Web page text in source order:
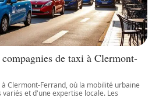
de taxi à Clermont-
Clermont-Ferrand, où la mobilité urbaine
et d'une expertise locale. Les